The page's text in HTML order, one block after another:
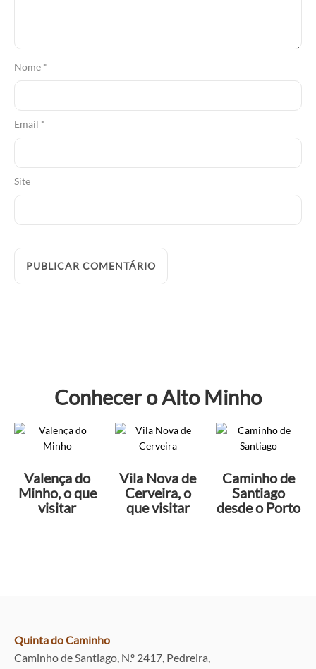
Nome *
Email *
Site
Conhecer o Alto Minho
Valença do
Minho, o que
visitar
Vila Nova de
Cerveira, o
que visitar
Caminho de
Santiago
desde o Porto
Quinta do Caminho
Caminho de Santiago, N.º 2417, Pedreira,